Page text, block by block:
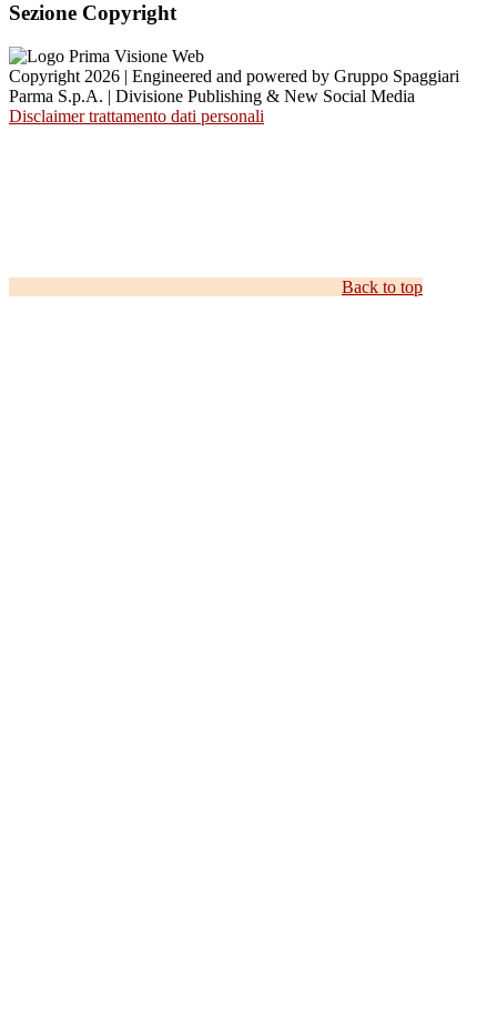
Sezione Copyright
Copyright 2026 | Engineered and powered by Gruppo Spaggiari
Parma S.p.A. | Divisione Publishing & New Social Media
Disclaimer trattamento dati personali
Back to top